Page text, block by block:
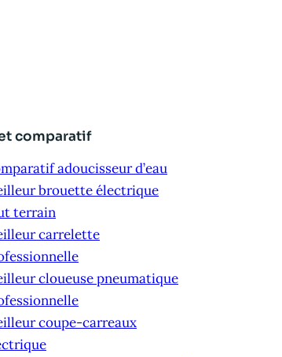
comparatif
adoucisseur d’eau
brouette électrique
terrain
carrelette
cloueuse pneumatique
coupe-carreaux